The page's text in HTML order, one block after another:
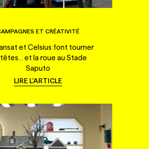
ET CRÉATIVITÉ
et Celsius font tourner
et la roue au Stade
Saputo
LIRE L'ARTICLE